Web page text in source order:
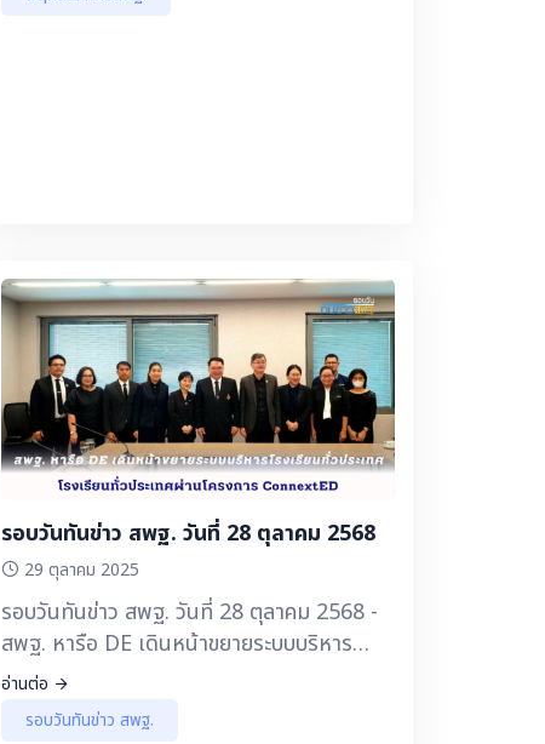
เพียงเคียงคู่โรงเรียนแห่งความสุข” โรงเรียน
รอบวันทันข่าว สพฐ. วันที่ 28 ตุลาคม 2568
29 ตุลาคม 2025
รอบวันทันข่าว สพฐ. วันที่ 28 ตุลาคม 2568 -
สพฐ. หารือ DE เดินหน้าขยายระบบบริหาร
โรงเรียนทั่วประเทศผ่านโครงการ
ConnextED
อ่านต่อ
รอบวันทันข่าว สพฐ.